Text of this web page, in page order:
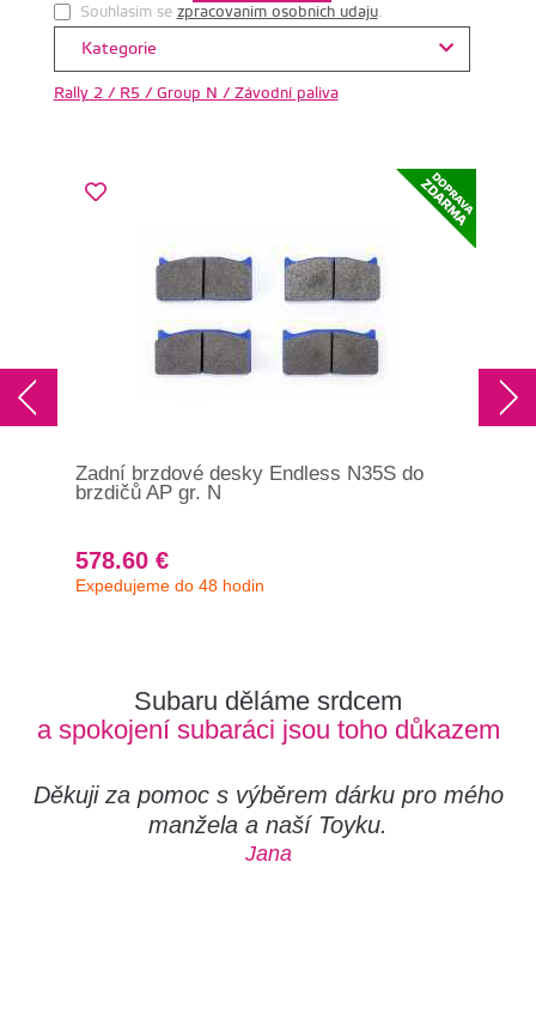
Souhlasim se zpracovanim osobnich udaju.
Kategorie
Rally 2 / R5 / Group N / Závodní paliva
Zadní brzdové desky Endless N35S do
brzdičů AP gr. N
578.60 €
Expedujeme do 48 hodin
Subaru děláme srdcem
a spokojení subaráci jsou toho důkazem
Děkuji za pomoc s výběrem dárku pro mého
manžela a naší Toyku.
Jana